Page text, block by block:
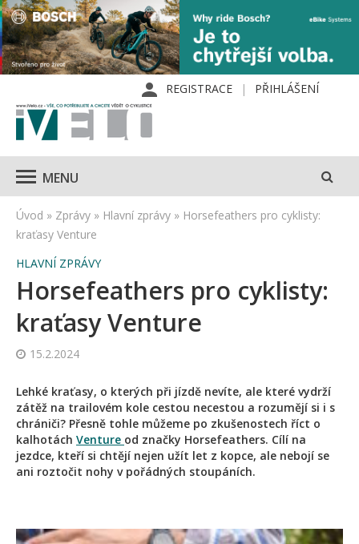
REGISTRACE PŘIHLÁŠENÍ
MENU
Úvod » Zprávy » Hlavní zprávy » Horsefeathers pro cyklisty:
kraťasy Venture
HLAVNÍ ZPRÁVY
Horsefeathers pro cyklisty:
kraťasy Venture
15.2.2024
Lehké kraťasy, o kterých při jízdě nevíte, ale které vydrží
zátěž na trailovém kole cestou necestou a rozumějí si i s
chrániči? Přesně tohle můžeme po zkušenostech říct o
kalhotách Venture od značky Horsefeathers. Cílí na
jezdce, kteří si chtějí nejen užít let z kopce, ale nebojí se
ani roztočit nohy v pořádných stoupáních.